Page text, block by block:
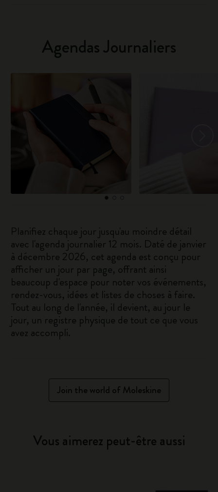
Agendas Journaliers
Planifiez chaque jour jusqu'au moindre détail
avec l'agenda journalier 12 mois. Daté de janvier
à décembre 2026, cet agenda est conçu pour
afficher un jour par page, offrant ainsi
beaucoup d'espace pour noter vos événements,
rendez-vous, idées et listes de choses à faire.
Tout au long de l'année, il devient, au jour le
jour, un registre physique de tout ce que vous
avez accompli.
Join the world of Moleskine
Vous aimerez peut-être aussi